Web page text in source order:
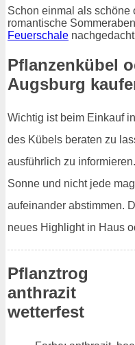
Schon einmal als schöne
romantische
Feuerschale
Pflanzenkübel
Augsburg
Wichtig ist beim Einkauf
des Kübels beraten zu
ausführlich zu
Sonne und nicht jede
aufeinander abstimmen.
neues Highlight in Haus
Pflanztrog
anthrazit
wetterfest